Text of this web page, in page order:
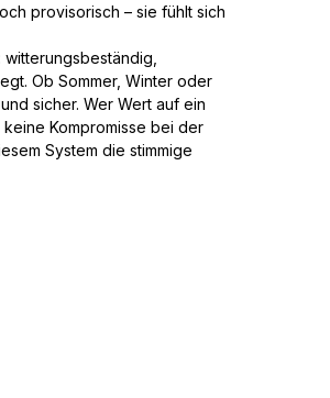
provisorisch – sie fühlt sich
Ob Sommer, Winter oder
sicher. Wer Wert auf ein
Kompromisse bei der
System die stimmige